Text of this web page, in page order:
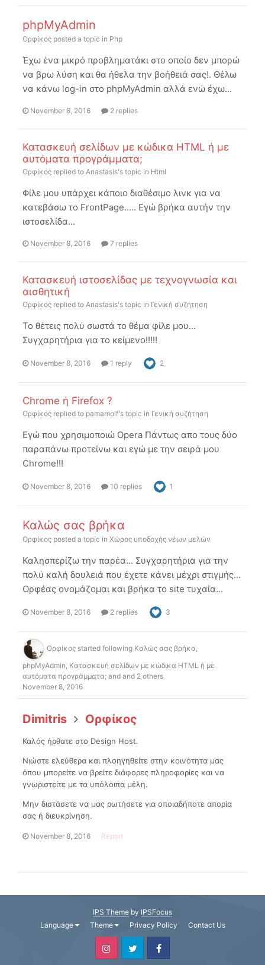
phpMyAdmin
Ορφίκος posted a topic in Php
Έχω ένα μικρό προβληματάκι στο οποίο δεν μπορώ
να βρω λύση και θα ήθελα την βοήθειά σας!. Θέλω
να κάνω log-in στο phpMyAdmin αλλά ενώ έχω...
November 8, 2016 2 replies
Κατασκευή σελίδων με κώδικα HTML ή με
αυτόματα προγράμματα;
Ορφίκος replied to Anastasis's topic in Html
Φίλε μου υπάρχει κάποιο διαθέσιμο λινκ για να
κατεβάσω το FrontPage..... Εγώ βρήκα αυτήν την
ιστοσελίδα...
November 8, 2016 7 replies
Κατασκευή ιστοσελίδας με τεχνογνωσία και
αισθητική
Ορφίκος replied to Anastasis's topic in Γενική συζήτηση
To θέτεις πολύ σωστά το θέμα φίλε μου...
Συγχαρητήρια για το κείμενο!!!!!
November 8, 2016 1 reply 2
Chrome ή Firefox ?
Ορφίκος replied to pamamolf's topic in Γενική συζήτηση
Εγώ που χρησιμοποιώ Opera Πάντως απο τους δύο
παραπάνω προτείνω και εγώ με την σειρά μου
Chrome!!!
November 8, 2016 10 replies 1
Καλώς σας βρήκα
Ορφίκος posted a topic in Χώρος υποδοχής νέων μελών
Καλησπερίζω την παρέα... Συγχαρητήρια για την
πολύ καλή δουλειά που έχετε κάνει μέχρι στιγμής...
Ορφέας ονομάζομαι και βρήκα το site τυχαία...
November 8, 2016 2 replies 3
Ορφίκος started following Καλώς σας βρήκα,
phpMyAdmin, Κατασκευή σελίδων με κώδικα HTML ή με
αυτόματα προγράμματα; and and 2 others
November 8, 2016
Dimitris Ορφίκος
Καλός ήρθατε στο Design Host.
Νιώστε ελεύθερα και πλοηγηθείτε στην κοινότητα μας
όπου μπορείτε να βρείτε διάφορες πληροφορίες και να
γνωριστείτε με τα υπόλοιπα μέλη.
Μην διστάσετε να μας ρωτήσετε για οποιαδήποτε απορία
σας ή διευκρίνηση.
November 8, 2016 Report
IPS Theme by IPSFocus
Language
Theme Privacy Policy Contact Us